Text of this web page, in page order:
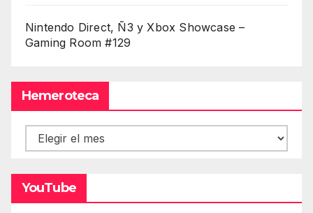
Nintendo Direct, Ñ3 y Xbox Showcase –
Gaming Room #129
Hemeroteca
Hemeroteca
YouTube